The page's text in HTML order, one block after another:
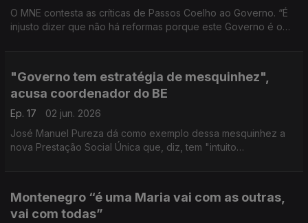
O MNE contesta as críticas de Passos Coelho ao Governo. “É
injusto dizer que não há reformas porque este Governo é o
"Governo tem estratégia de mesquinhez",
acusa coordenador do BE
Ep. 17
02 jun. 2026
José Manuel Pureza dá como exemplo dessa mesquinhez a
nova Prestação Social Única que, diz, tem "intuito
Montenegro “é uma Maria vai com as outras,
vai com todas”